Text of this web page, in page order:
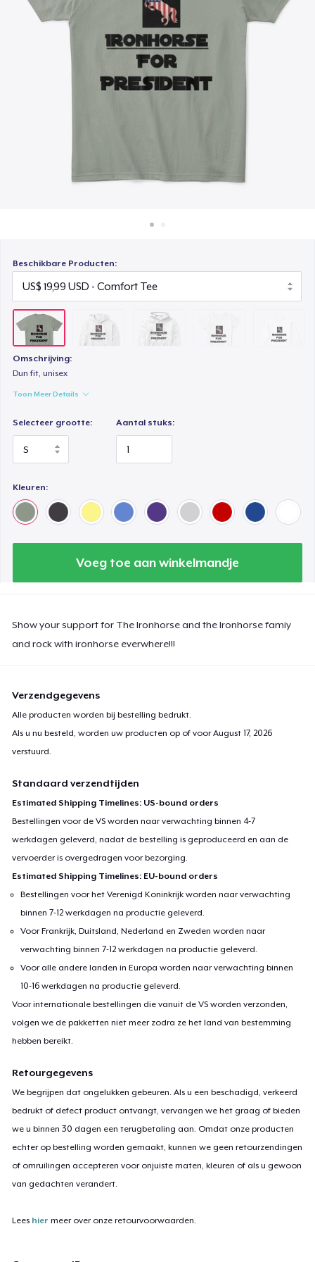
Verkoop overal
Verkoop alles
Beschikbare Producten:
Omschrijving:
Dun fit, unisex
Toon Meer Details
Selecteer grootte: Aantal stuks:
Kleuren:
Voeg toe aan winkelmandje
Show your support for The Ironhorse and the Ironhorse famiy
and rock with ironhorse everwhere!!!
Verzendgegevens
Alle producten worden bij bestelling bedrukt.
Als u nu besteld, worden uw producten op of voorAugust 17, 2026
verstuurd.
Standaard verzendtijden
Estimated Shipping Timelines: US-bound orders
Bestellingen voor de VS worden naar verwachting binnen 4-7
werkdagen geleverd, nadat de bestelling is geproduceerd en aan de
vervoerder is overgedragen voor bezorging.
Estimated Shipping Timelines: EU-bound orders
Bestellingen voor het Verenigd Koninkrijk worden naar verwachting
binnen 7-12 werkdagen na productie geleverd.
Voor Frankrijk, Duitsland, Nederland en Zweden worden naar
verwachting binnen 7-12 werkdagen na productie geleverd.
Voor alle andere landen in Europa worden naar verwachting binnen
10-16 werkdagen na productie geleverd.
Voor internationale bestellingen die vanuit de VS worden verzonden,
volgen we de pakketten niet meer zodra ze het land van bestemming
hebben bereikt.
Retourgegevens
We begrijpen dat ongelukken gebeuren. Als u een beschadigd, verkeerd
bedrukt of defect product ontvangt, vervangen we het graag of bieden
we u binnen 30 dagen een terugbetaling aan. Omdat onze producten
echter op bestelling worden gemaakt, kunnen we geen retourzendingen
of omruilingen accepteren voor onjuiste maten, kleuren of als u gewoon
van gedachten verandert.
Lees hier meer over onze retourvoorwaarden.
Unisex Premium Pullover Hoodie
US$ 41,99
Women's Comfort Tee
US$ 18,99